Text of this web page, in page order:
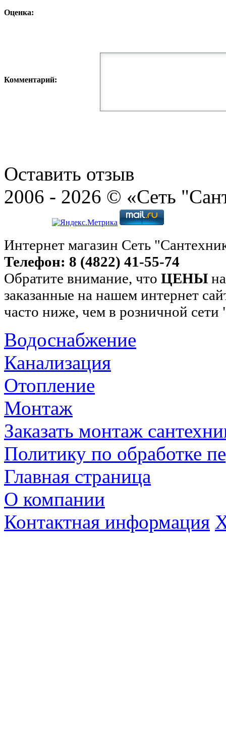
Оценка:
Комментарий:
Оставить отзыв
2006 - 2026 © «Сеть
Интернет магазин Сеть
Телефон: 8 (4822) 41-55-74
Обратите внимание, что ЦЕНЫ
заказанные на нашем интернет
часто ниже, чем в розничной
Водоснабжение
Канализация
Отопление
Монтаж
Заказать монтаж
Политику по обработке
Главная страница
О компании
Контактная информация